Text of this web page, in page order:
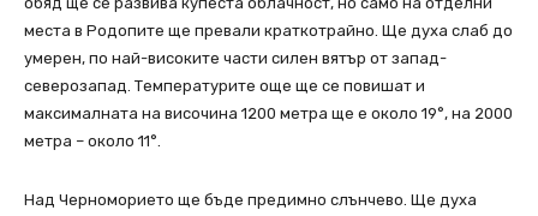
места в Родопите ще превали краткотрайно. Ще духа слаб до
умерен, по най-високите части силен вятър от запад-
северозапад. Температурите още ще се повишат и
максималната на височина 1200 метра ще е около 19°, на 2000
метра – около 11°.
Над Черноморието ще бъде предимно слънчево. Ще духа